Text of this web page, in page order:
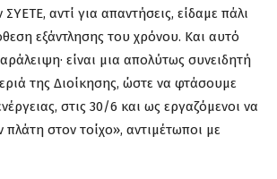
αντί για απαντήσεις, είδαμε πάλι
εξάντλησης του χρόνου. Και αυτό
είναι μια απολύτως συνειδητή
της Διοίκησης, ώστε να φτάσουμε
στις 30/6 και ως εργαζόμενοι να
στον τοίχο», αντιμέτωποι με